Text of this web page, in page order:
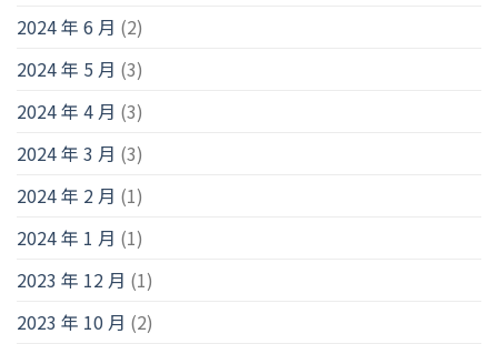
2024 年 6 月 (2)
2024 年 5 月 (3)
2024 年 4 月 (3)
2024 年 3 月 (3)
2024 年 2 月 (1)
2024 年 1 月 (1)
2023 年 12 月 (1)
2023 年 10 月 (2)